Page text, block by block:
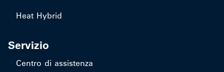
Heat Hybrid
Servizio
Centro di assistenza